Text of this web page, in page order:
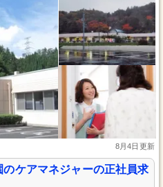
8月4日更新
ケアマネジャーの正社員求